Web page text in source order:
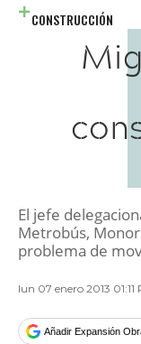
CONSTRUCCIÓN
El jefe
Metrobús,
problema de
lun 07 enero 2013 01:11
Añadir Expansión